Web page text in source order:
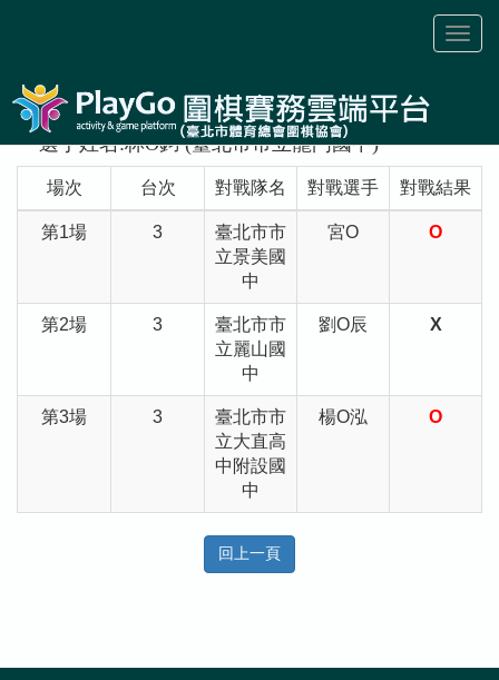
Toggle
選手姓名:林O鈞 (臺北市市立龍門國中)
場次 台次 對戰隊名 對戰選手 對戰結果
第1場 3
臺北市市
立景美國
中
宮O O
第2場 3
臺北市市
立麗山國
中
劉O辰 X
第3場 3
臺北市市
立大直高
中附設國
中
楊O泓 O
回上一頁